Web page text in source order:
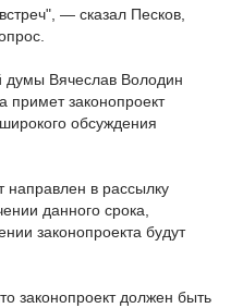
— сказал Песков,
думы Вячеслав Володин
примет законопроект
обсуждения
направлен в рассылку
данного срока,
законопроекта будут
законопроект должен быть